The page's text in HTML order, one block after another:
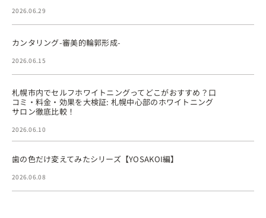
2026.06.29
カンタリング-審美的輪郭形成-
2026.06.15
札幌市内でセルフホワイトニングってどこがおすすめ？口
コミ・料金・効果を大検証: 札幌中心部のホワイトニング
サロン徹底比較！
2026.06.10
歯の色だけ変えてみたシリーズ【YOSAKOI編】
2026.06.08